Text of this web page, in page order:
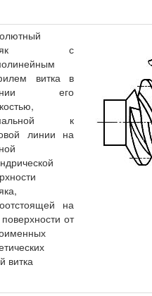
с
витка в
его
к
линии на
на
от
витка